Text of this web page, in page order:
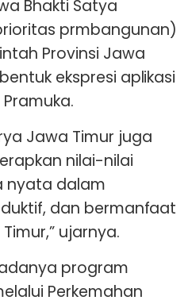
Bhakti Satya
prmbangunan)
Provinsi Jawa
ekspresi aplikasi
Jawa Timur juga
nilai-nilai
nyata dalam
dan bermanfaat
ujarnya.
program
Perkemahan